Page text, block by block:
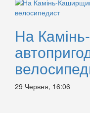
На
29 Червня, 16:06